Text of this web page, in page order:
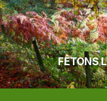
FÊTONS